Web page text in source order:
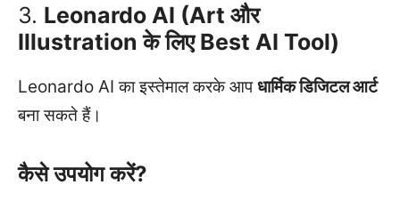
3. Leonardo AI (Art और
Illustration के लिए Best AI Tool)
Leonardo AI का इस्तेमाल करके आपधार्मिक डिजिटल आर्ट
बना सकते हैं।
कैसे उपयोग करें?